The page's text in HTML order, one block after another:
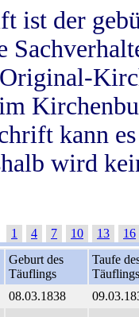
ist der
kann
wird
1 4 7 10 13
16
Geburt des
Täuflings
Taufe
Täuflings
08.03.1838